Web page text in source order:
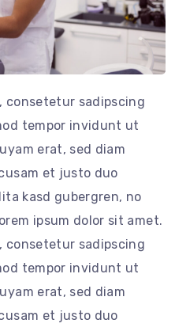
consetetur sadipscing
tempor invidunt ut
erat, sed diam
et justo duo
kasd gubergren, no
ipsum dolor sit amet.
consetetur sadipscing
tempor invidunt ut
erat, sed diam
et justo duo